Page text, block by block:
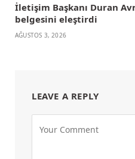
İletişim Başkanı Duran
belgesini eleştirdi
AĞUSTOS 3, 2026
LEAVE A REPLY